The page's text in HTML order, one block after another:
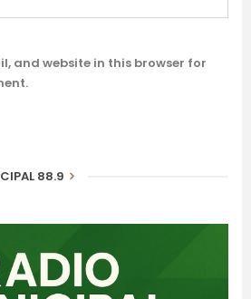
and website in this browser for
88.9